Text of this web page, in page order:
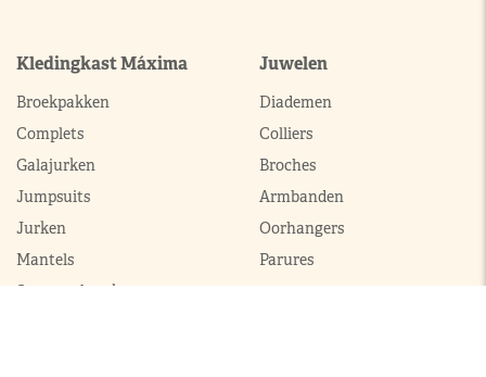
Kledingkast Máxima
Broekpakken
Complets
Galajurken
Jumpsuits
Jurken
Mantels
Sets met broek
Juwelen
Diademen
Colliers
Broches
Armbanden
Oorhangers
Parures